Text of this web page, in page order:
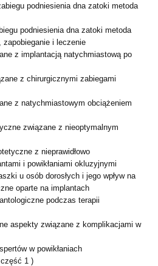
podniesienia dna zatoki metoda
podniesienia dna zatoki metoda
i leczenie
z implantacją natychmiastową po
z chirurgicznymi zabiegami
z natychmiastowym obciążeniem
związane z nieoptymalnym
z nieprawidłowo
i powikłaniami okluzyjnymi
u osób dorosłych i jego wpływ na
oparte na implantach
podczas terapii
aspekty związane z komplikacjami w
w powikłaniach
1 )